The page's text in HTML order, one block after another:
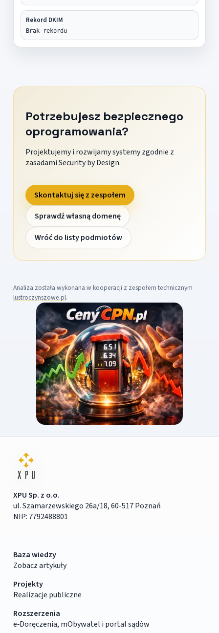
Rekord DKIM
Brak rekordu
Potrzebujesz bezpiecznego
oprogramowania?
Projektujemy i rozwijamy systemy zgodnie z
zasadami Security by Design.
Skontaktuj się z zespołem
Sprawdź własną domenę
Wróć do listy podmiotów
Analiza została wykonana w kooperacji z zespołem technicznym
lustroczynszowe.pl.
XPU Sp. z o.o.
ul. Szamarzewskiego 26a/18, 60-517 Poznań
NIP: 7792488801
Baza wiedzy
Zobacz artykuły
Projekty
Realizacje publiczne
Rozszerzenia
e‑Doręczenia, mObywatel i portal sądów